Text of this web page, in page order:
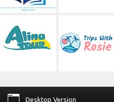
Desktop Version